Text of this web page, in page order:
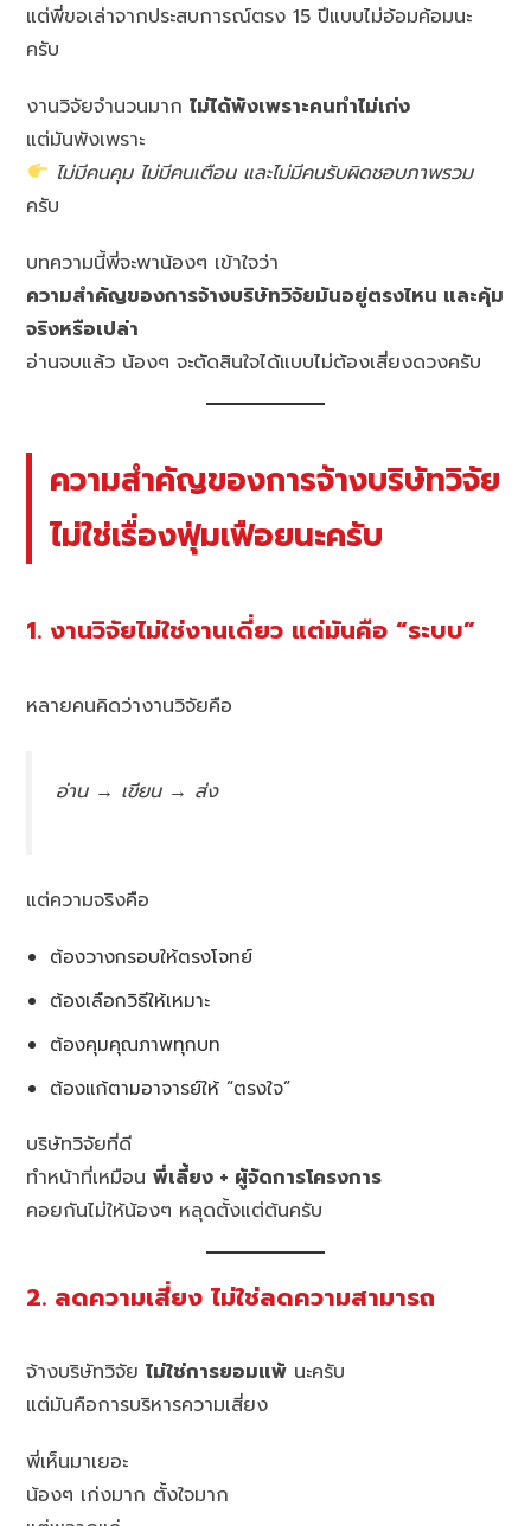
แต่พี่ขอเล่าจากประสบการณ์ตรง 15 ปีแบบไม่อ้อมค้อมนะ
ครับ
งานวิจัยจำนวนมากไม่ได้พังเพราะคนทำไม่เก่ง
แต่มันพังเพราะ
ไม่มีคนคุม ไม่มีคนเตือน และไม่มีคนรับผิดชอบภาพรวม
ครับ
บทความนี้พี่จะพาน้องๆ เข้าใจว่า
ความสำคัญของการจ้างบริษัทวิจัยมันอยู่ตรงไหน และคุ้ม
จริงหรือเปล่า
อ่านจบแล้ว น้องๆ จะตัดสินใจได้แบบไม่ต้องเสี่ยงดวงครับ
ความสำคัญของการจ้างบริษัทวิจัย
ไม่ใช่เรื่องฟุ่มเฟือยนะครับ
1. งานวิจัยไม่ใช่งานเดี่ยว แต่มันคือ “ระบบ”
หลายคนคิดว่างานวิจัยคือ
อ่าน → เขียน → ส่ง
แต่ความจริงคือ
ต้องวางกรอบให้ตรงโจทย์
ต้องเลือกวิธีให้เหมาะ
ต้องคุมคุณภาพทุกบท
ต้องแก้ตามอาจารย์ให้ “ตรงใจ”
บริษัทวิจัยที่ดี
ทำหน้าที่เหมือนพี่เลี้ยง + ผู้จัดการโครงการ
คอยกันไม่ให้น้องๆ หลุดตั้งแต่ต้นครับ
2. ลดความเสี่ยง ไม่ใช่ลดความสามารถ
จ้างบริษัทวิจัยไม่ใช่การยอมแพ้ นะครับ
แต่มันคือการบริหารความเสี่ยง
พี่เห็นมาเยอะ
น้องๆ เก่งมาก ตั้งใจมาก